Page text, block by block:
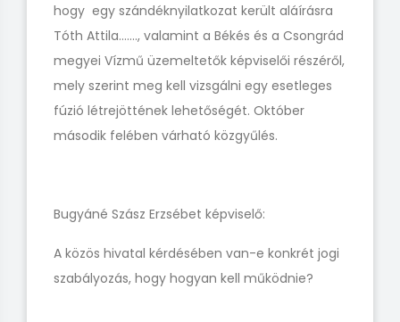
hogy egy szándéknyilatkozat került aláírásra
Tóth Attila…...., valamint a Békés és a Csongrád
megyei Vízmű üzemeltetők képviselői részéről,
mely szerint meg kell vizsgálni egy esetleges
fúzió létrejöttének lehetőségét. Október
második felében várható közgyűlés.
Bugyáné Szász Erzsébet képviselő:
A közös hivatal kérdésében van-e konkrét jogi
szabályozás, hogy hogyan kell működnie?